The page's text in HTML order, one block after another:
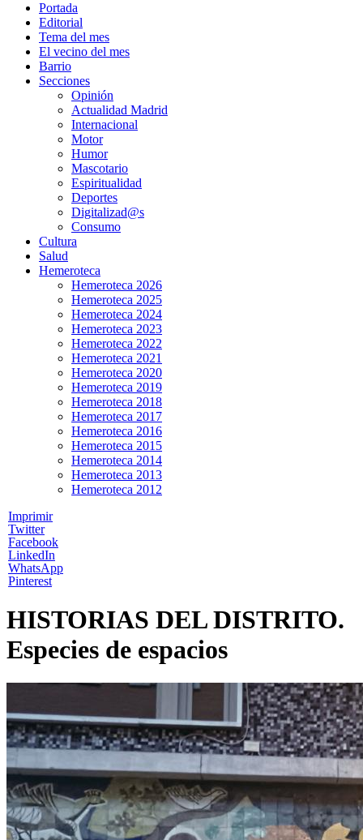
Portada
Editorial
Tema del mes
El vecino del mes
Barrio
Secciones
Opinión
Actualidad Madrid
Internacional
Motor
Humor
Mascotario
Espiritualidad
Deportes
Digitalizad@s
Consumo
Cultura
Salud
Hemeroteca
Hemeroteca 2026
Hemeroteca 2025
Hemeroteca 2024
Hemeroteca 2023
Hemeroteca 2022
Hemeroteca 2021
Hemeroteca 2020
Hemeroteca 2019
Hemeroteca 2018
Hemeroteca 2017
Hemeroteca 2016
Hemeroteca 2015
Hemeroteca 2014
Hemeroteca 2013
Hemeroteca 2012
Imprimir
Twitter
Facebook
LinkedIn
WhatsApp
Pinterest
HISTORIAS DEL DISTRITO.
Especies de espacios